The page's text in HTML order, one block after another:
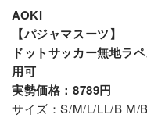
AOKI
【パジャマスーツ】
ドットサッカー無地ラ
用可
実勢価格：8789円
サイズ：S/M/L/LL/B M/